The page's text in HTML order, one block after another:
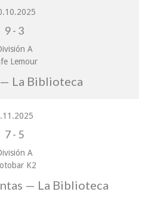
9- 3
A
Lemour
La Biblioteca
7- 5
A
K2
— La Biblioteca